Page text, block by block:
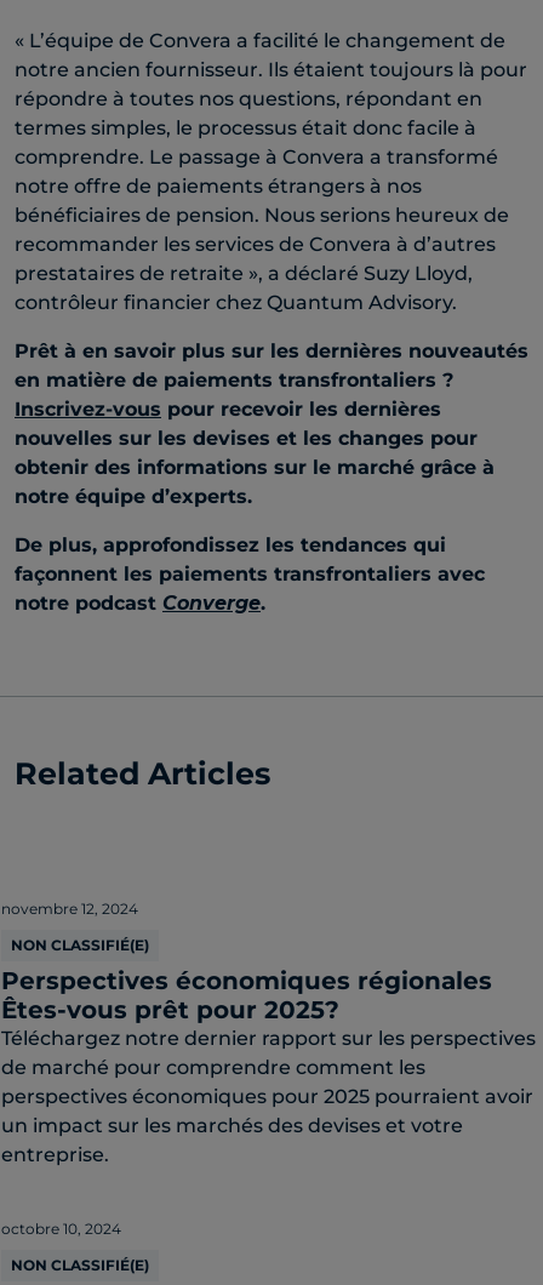
« L’équipe de Convera a facilité le changement de
notre ancien fournisseur. Ils étaient toujours là pour
répondre à toutes nos questions, répondant en
termes simples, le processus était donc facile à
comprendre. Le passage à Convera a transformé
notre offre de paiements étrangers à nos
bénéficiaires de pension. Nous serions heureux de
recommander les services de Convera à d’autres
prestataires de retraite », a déclaré Suzy Lloyd,
contrôleur financier chez Quantum Advisory.
Prêt à en savoir plus sur les dernières nouveautés
en matière de paiements transfrontaliers ?
Inscrivez-vous pour recevoir les dernières
nouvelles sur les devises et les changes pour
obtenir des informations sur le marché grâce à
notre équipe d’experts.
De plus, approfondissez les tendances qui
façonnent les paiements transfrontaliers avec
notre podcast Converge.
Related Articles
novembre 12, 2024
NON CLASSIFIÉ(E)
Perspectives économiques régionales
Êtes-vous prêt pour 2025?
Téléchargez notre dernier rapport sur les perspectives
de marché pour comprendre comment les
perspectives économiques pour 2025 pourraient avoir
un impact sur les marchés des devises et votre
entreprise.
octobre 10, 2024
NON CLASSIFIÉ(E)